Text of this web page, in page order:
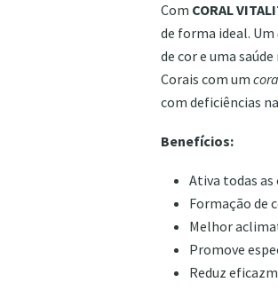
Com CORAL
de forma ideal. Um
de cor e uma
Corais com um
com deficiências
Benefícios:
Ativa todas
Formação de
Melhor
Promove
Reduz